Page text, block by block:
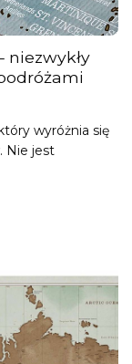
niezwykły
wyróżnia się
Nie jest